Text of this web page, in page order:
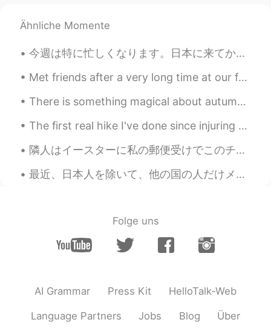
Ähnliche Momente
今週は特に忙しくなります。日本に来てから4年が経ちました。その間に色んな事が変わったで、色んな事が変わっていくはずです。 「僕の人生は来年のこの月に全然違うようになると思います。」って合ってま...
Met friends after a very long time at our favourite place to eat. Their variety of flavours and c...
There is something magical about autumn , nature is full of magnificent colours . Trees are espec...
The first real hike I've done since injuring my knee. I finally recovered enough to be able to go...
隣人はイースターに私の郵便受けでこのチョコレートのにんじんを掛けた。 On Easter my neighbor hung these chocolate carrots on our mai...
最近、日本人を除いて、他の国の人だけメッセージをくれた。なんでかな🤔。日本人と話したい、笑。 誰かメッセージください🙇🏼‍♂️🙇🏼‍♂️ 私優しい人です。🥺嘘じゃないよ🥺🥺 ところで、下に私...
Folge uns
AI Grammar Press Kit HelloTalk-Web
Language Partners Jobs Blog Über